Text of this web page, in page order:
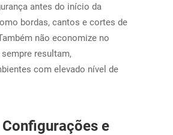
antes do início da
bordas, cantos e cortes de
não economize no
resultam,
com elevado nível de
e